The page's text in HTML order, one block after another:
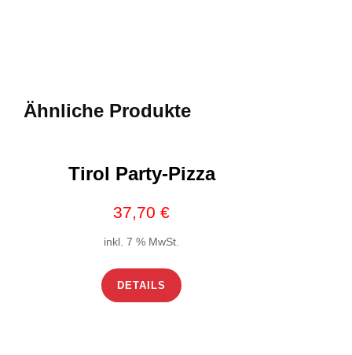
Ähnliche Produkte
Tirol Party-Pizza
37,70 €
inkl. 7 % MwSt.
DETAILS